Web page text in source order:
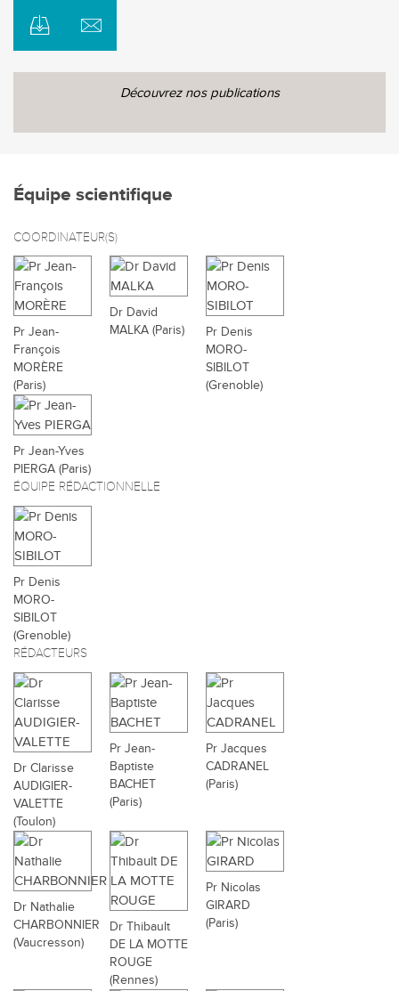
Découvrez nos publications
Équipe scientifique
COORDINATEUR(S)
Pr Jean-
François
MORÈRE
(Paris)
Dr David
MALKA (Paris)
Pr Denis
MORO-
SIBILOT
(Grenoble)
Pr Jean-Yves
PIERGA (Paris)
ÉQUIPE RÉDACTIONNELLE
Pr Denis
MORO-
SIBILOT
(Grenoble)
RÉDACTEURS
Dr Clarisse
AUDIGIER-
VALETTE
(Toulon)
Pr Jean-
Baptiste
BACHET
(Paris)
Pr Jacques
CADRANEL
(Paris)
Dr Nathalie
CHARBONNIER
(Vaucresson)
Dr Thibault
DE LA MOTTE
ROUGE
(Rennes)
Pr Nicolas
GIRARD
(Paris)